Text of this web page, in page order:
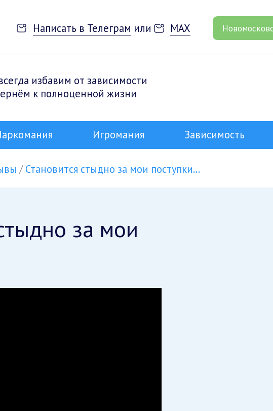
Написать в Телеграм или MAX
избавим от зависимости
к полноценной жизни
Игромания Зависимость
Становится стыдно за мои поступки…
за мои